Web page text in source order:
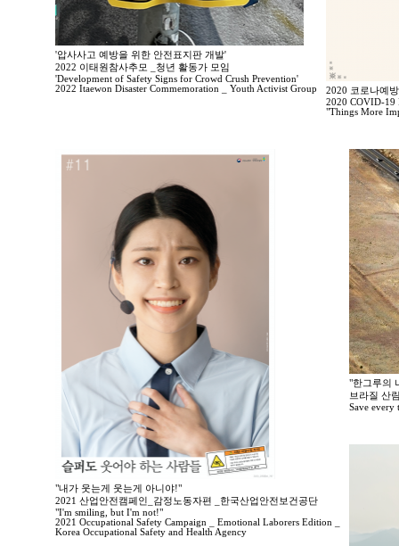
'압사사고 예방을 위한 안전표지판 개발'
2022 이태원참사추모 _청년 활동가 모임
'Development of Safety Signs for Crowd Crush Prevention'
2022 Itaewon Disaster Commemoration _ Youth Activist Group
2020 코로나예
2020 COVID-19
"Things More
"내가 웃는게 웃는게 아니야!"
2021 산업안전캠페인_감정노동자편 _한국산업안전보건공단
"I'm smiling, but I'm not!"
2021 Occupational Safety Campaign _ Emotional Laborers Edition _
Korea Occupational Safety and Health Agency
"한그루의
브라질 산
Save every